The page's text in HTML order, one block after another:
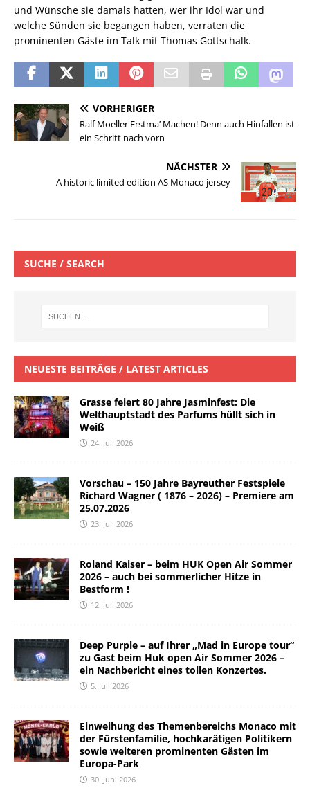
und Wünsche sie damals hatten, wer ihr Idol war und
welche Sünden sie begangen haben, verraten die
prominenten Gäste im Talk mit Thomas Gottschalk.
VORHERIGER
Ralf Moeller Erstma’ Machen! Denn auch Hinfallen ist
ein Schritt nach vorn
NÄCHSTER
A historic limited edition AS Monaco jersey
SUCHE / SEARCH
NEUESTE BEITRÄGE / LATEST ARTICLES
Grasse feiert 80 Jahre Jasminfest: Die
Welthauptstadt des Parfums hüllt sich in
Weiß
24. Juli 2026
Vorschau – 150 Jahre Bayreuther Festspiele
Richard Wagner ( 1876 – 2026) – Premiere am
25.07.2026
23. Juli 2026
Roland Kaiser – beim HUK Open Air Sommer
2026 – auch bei sommerlicher Hitze in
Bestform !
12. Juli 2026
Deep Purple – auf Ihrer „Mad in Europe tour“
zu Gast beim Huk open Air Sommer 2026 –
ein Nachbericht eines tollen Konzertes.
5. Juli 2026
Einweihung des Themenbereichs Monaco mit
der Fürstenfamilie, hochkarätigen Politikern
sowie weiteren prominenten Gästen im
Europa-Park
30. Juni 2026